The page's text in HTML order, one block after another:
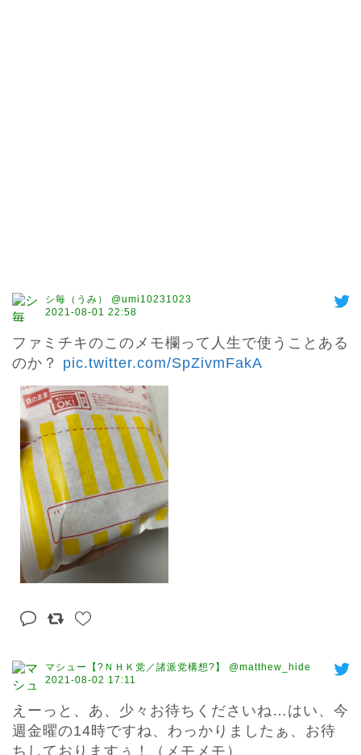
シ毎（うみ） @umi10231023
2021-08-01 22:58
ファミチキのこのメモ欄って人生で使うことある
のか？ pic.twitter.com/SpZivmFakA
マシュー【?ＮＨＫ党／諸派党構想?】 @matthew_hide
2021-08-02 17:11
えーっと、あ、少々お待ちくださいね…はい、今
週金曜の14時ですね、わっかりましたぁ、お待
ちしておりますぅ！（メモメモ）